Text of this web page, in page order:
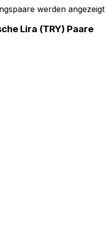
werden angezeigt
Lira (TRY) Paare